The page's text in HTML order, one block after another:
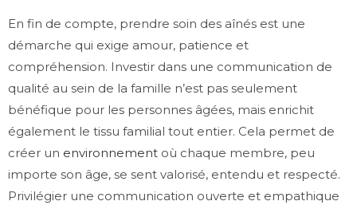
En fin de compte, prendre soin des aînés est une
démarche qui exige amour, patience et
compréhension. Investir dans une communication de
qualité au sein de la famille n’est pas seulement
bénéfique pour les personnes âgées, mais enrichit
également le tissu familial tout entier. Cela permet de
créer un environnement où chaque membre, peu
importe son âge, se sent valorisé, entendu et respecté.
Privilégier une communication ouverte et empathique